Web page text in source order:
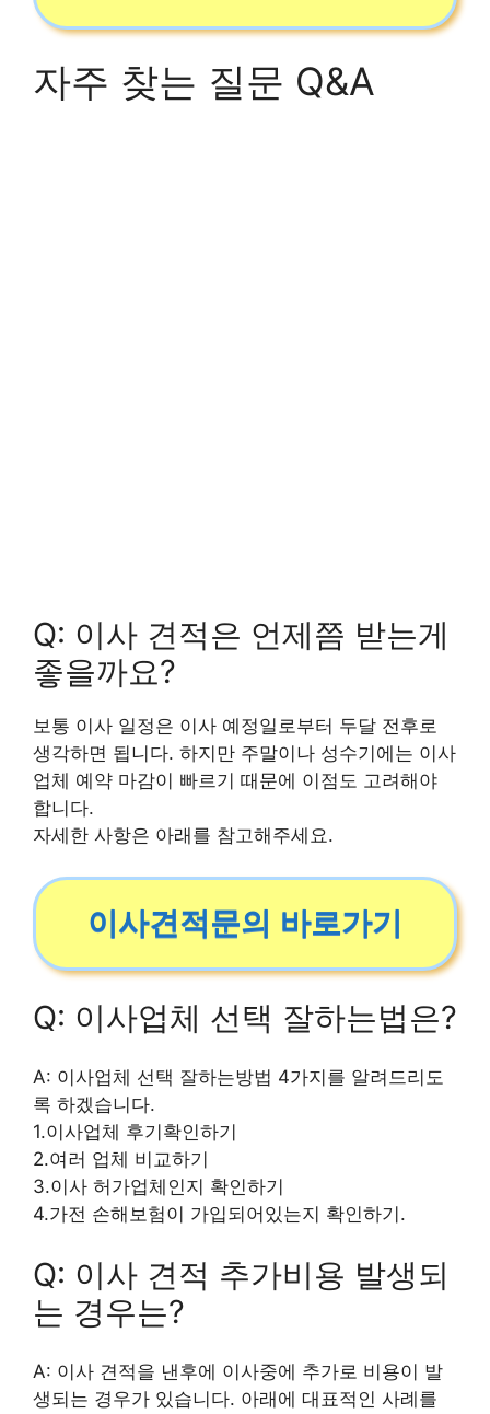
자주 찾는 질문 Q&A
Q: 이사 견적은 언제쯤 받는게
좋을까요?
보통 이사 일정은 이사 예정일로부터 두달 전후로
생각하면 됩니다. 하지만 주말이나 성수기에는 이사
업체 예약 마감이 빠르기 때문에 이점도 고려해야
합니다.
자세한 사항은 아래를 참고해주세요.
이사견적문의 바로가기
Q: 이사업체 선택 잘하는법은?
A: 이사업체 선택 잘하는방법 4가지를 알려드리도
록 하겠습니다.
1.이사업체 후기확인하기
2.여러 업체 비교하기
3.이사 허가업체인지 확인하기
4.가전 손해보험이 가입되어있는지 확인하기.
Q: 이사 견적 추가비용 발생되
는 경우는?
A: 이사 견적을 낸후에 이사중에 추가로 비용이 발
생되는 경우가 있습니다. 아래에 대표적인 사례를